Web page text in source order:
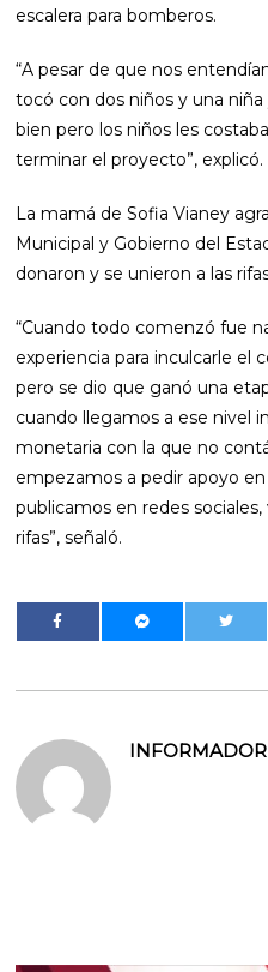
escalera para bomberos.
“A pesar de que nos
tocó con dos niños y una niña
bien pero los niños les
terminar el proyecto”, explicó.
La mamá de Sofia Vianey
Municipal y Gobierno del
donaron y se unieron a las
“Cuando todo comenzó fue
experiencia para inculcarle el
pero se dio que ganó una
cuando llegamos a ese nivel
monetaria con la que no
empezamos a pedir apoyo
publicamos en redes
rifas”, señaló.
INFORMADOR